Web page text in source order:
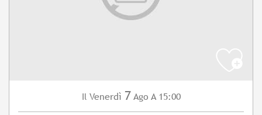
Il Venerdì 7 Ago A 15:00